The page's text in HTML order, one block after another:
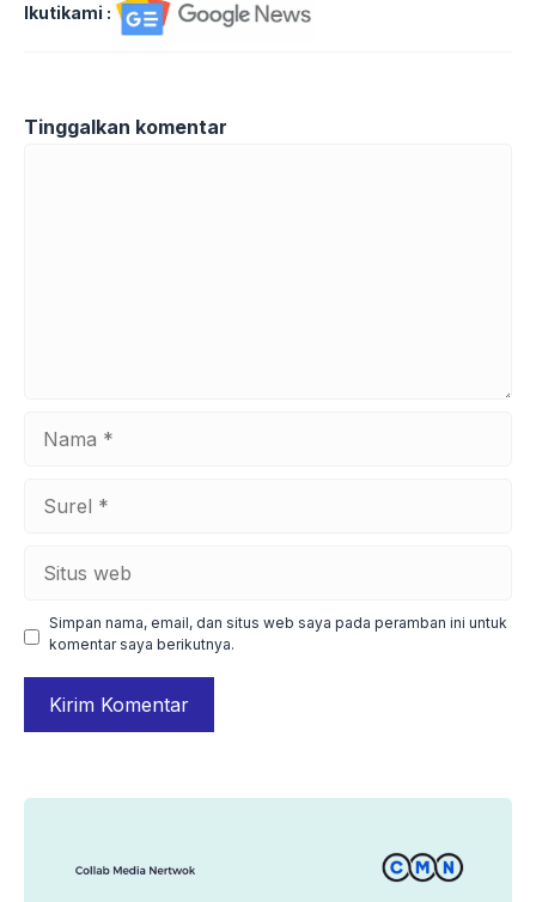
Ikutikami :
Tinggalkan komentar
web
Simpan nama, email, dan situs web saya pada peramban ini untuk
komentar saya berikutnya.